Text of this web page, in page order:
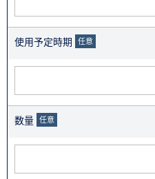
使用予定時期 任意
数量 任意